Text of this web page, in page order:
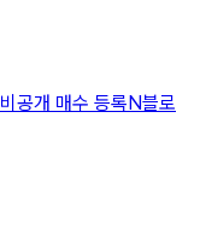
비공개 매수 등록N블로